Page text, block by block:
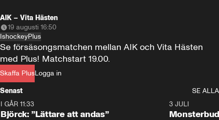
AIK – Vita Hästen
19 augusti 16:50
IshockeyPlus
Skaffa PlusLogga in
Se försäsongsmatchen mellan AIK och Vita Hästen
med Plus! Matchstart 19.00.
Senast
SE ALLA
I GÅR 11:33
Björck: ”Lättare att andas”
3 JULI